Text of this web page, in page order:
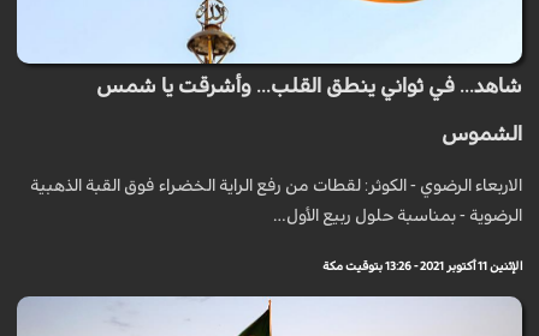
شاهد... في ثواني ينطق القلب... وأشرقت يا شمس
الشموس
الاربعاء الرضوي - الكوثر: لقطات من رفع الراية الخضراء فوق القبة الذهبية
الرضوية - بمناسبة حلول ربيع الأول…
الإثنين 11 أكتوبر 2021 - 13:26 بتوقيت مكة